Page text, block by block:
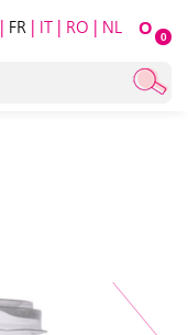
O 0
| FR | IT | RO | NL